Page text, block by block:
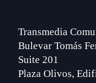
Transmedia
Bulevar Tomás
Suite 201
Plaza Olivos,